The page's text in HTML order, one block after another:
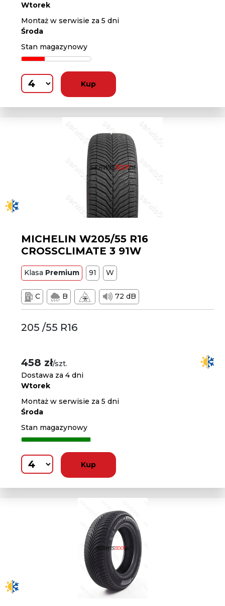
Wtorek
Montaż w serwisie za 5 dni
Środa
Stan magazynowy
Kup
MICHELIN W205/55 R16
CROSSCLIMATE 3 91W
Klasa Premium 91 W
C B 72 dB
205 /55 R16
458 zł/szt.
Dostawa za 4 dni
Wtorek
Montaż w serwisie za 5 dni
Środa
Stan magazynowy
Kup